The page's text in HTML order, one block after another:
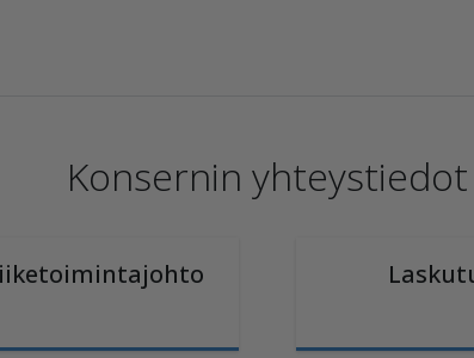
Konsernin yhteystiedot